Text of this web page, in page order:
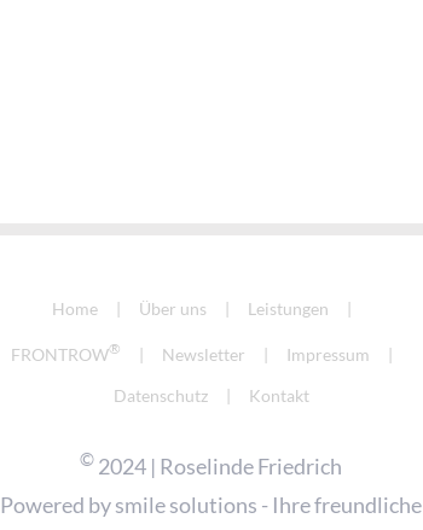
Home Über uns Leistungen
FRONTROW® Newsletter
Impressum
Datenschutz
Kontakt
© 2024 | Roselinde Friedrich
Powered bysmile solutions - Ihre freundliche